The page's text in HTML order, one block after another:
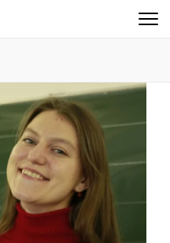
Familienclub Modellierton e.V.